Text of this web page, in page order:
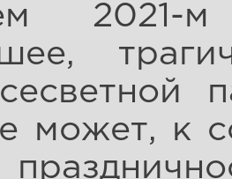
2021-
может, к